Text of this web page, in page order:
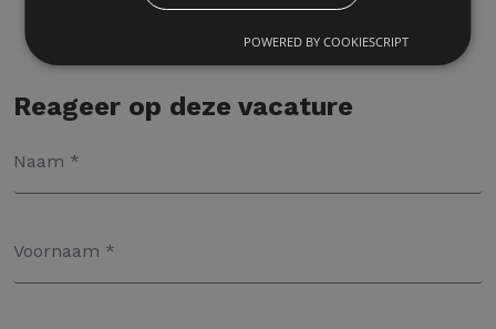
Reageer op deze vacature
POWERED BY COOKIESCRIPT